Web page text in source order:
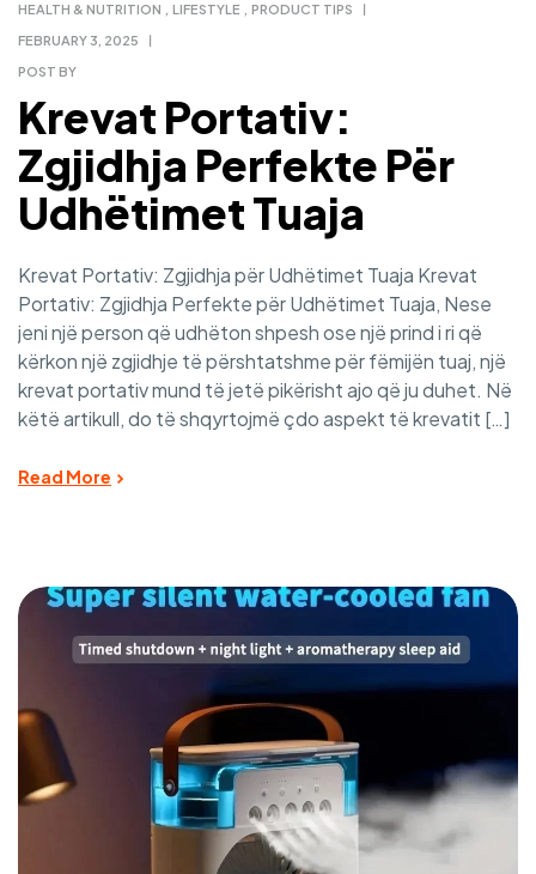
FEBRUARY 3, 2025
HEALTH & NUTRITION LIFESTYLE PRODUCT TIPS
POST BY
Krevat Portativ:
Zgjidhja Perfekte Për
Udhëtimet Tuaja
Krevat Portativ: Zgjidhja për Udhëtimet Tuaja Krevat
Portativ: Zgjidhja Perfekte për Udhëtimet Tuaja, Nese
jeni një person që udhëton shpesh ose një prind i ri që
kërkon një zgjidhje të përshtatshme për fëmijën tuaj, një
krevat portativ mund të jetë pikërisht ajo që ju duhet. Në
këtë artikull, do të shqyrtojmë çdo aspekt të krevatit […]
Read More